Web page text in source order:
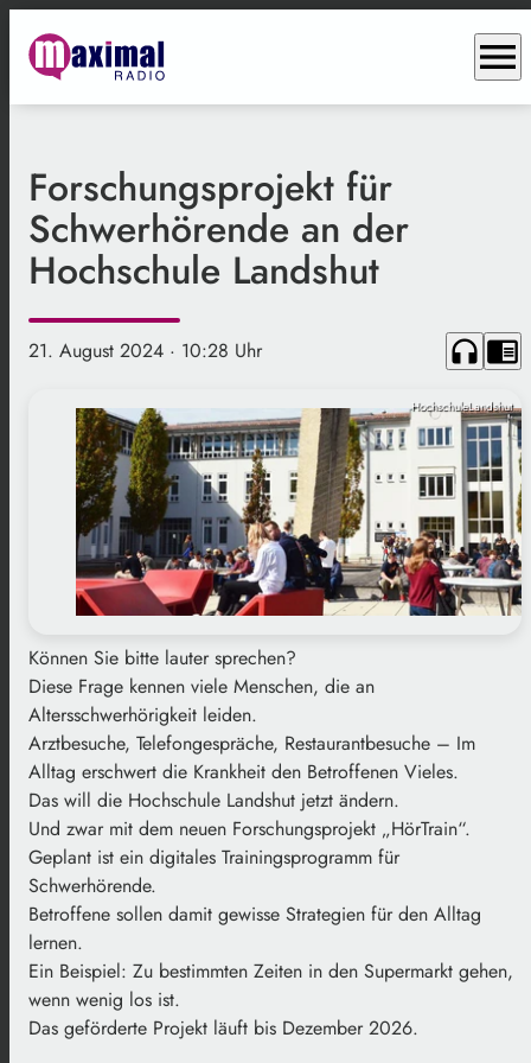
menu
Forschungsprojekt für
Schwerhörende an der
Hochschule Landshut
21. August 2024 · 10:28 Uhr headphones chrome_reader_mode
HochschuleLandshut
Können Sie bitte lauter sprechen?
Diese Frage kennen viele Menschen, die an
Altersschwerhörigkeit leiden.
Arztbesuche, Telefongespräche, Restaurantbesuche – Im
Alltag erschwert die Krankheit den Betroffenen Vieles.
Das will die Hochschule Landshut jetzt ändern.
Und zwar mit dem neuen Forschungsprojekt „HörTrain“.
Geplant ist ein digitales Trainingsprogramm für
Schwerhörende.
Betroffene sollen damit gewisse Strategien für den Alltag
lernen.
Ein Beispiel: Zu bestimmten Zeiten in den Supermarkt gehen,
wenn wenig los ist.
Das geförderte Projekt läuft bis Dezember 2026.